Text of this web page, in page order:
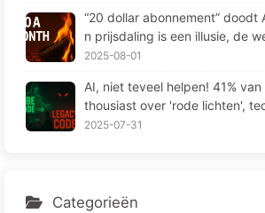
“20 dollar abonnement” doodt
n prijsdaling is een illusie, de
n AI zijn jouw hebzucht — Leer
2025-08-01
AI, niet teveel helpen! 41%
thousiast over 'rode lichten',
et en medewerkers lijden meer
2025-07-31
Categorieën